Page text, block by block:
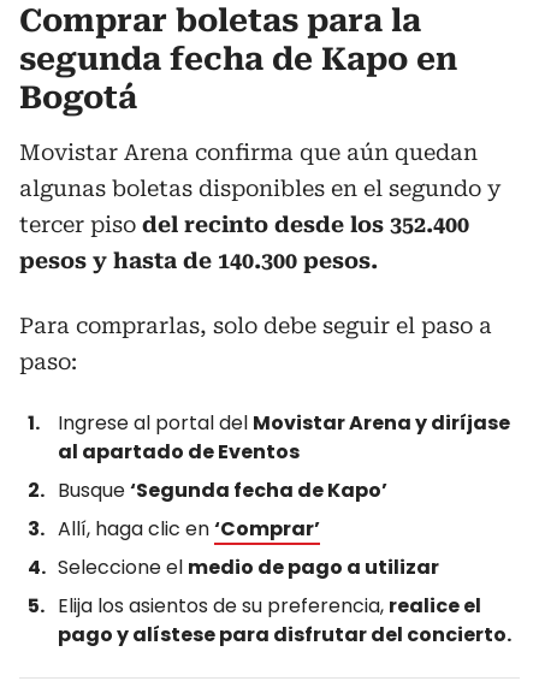
Comprar boletas para la
segunda fecha de Kapo en
Bogotá
Movistar Arena confirma que aún quedan
algunas boletas disponibles en el segundo y
tercer piso del recinto desde los 352.400
pesos y hasta de 140.300 pesos.
Para comprarlas, solo debe seguir el paso a
paso:
Ingrese al portal del Movistar Arena y diríjase
al apartado de Eventos
Busque‘Segunda fecha de Kapo’
Allí, haga clic en‘Comprar’
Seleccione el medio de pago a utilizar
Elija los asientos de su preferencia, realice el
pago y alístese para disfrutar del concierto.